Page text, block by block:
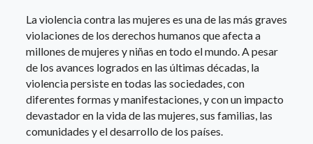
La violencia contra las mujeres es una de las más graves
violaciones de los derechos humanos que afecta a
millones de mujeres y niñas en todo el mundo. A pesar
de los avances logrados en las últimas décadas, la
violencia persiste en todas las sociedades, con
diferentes formas y manifestaciones, y con un impacto
devastador en la vida de las mujeres, sus familias, las
comunidades y el desarrollo de los países.